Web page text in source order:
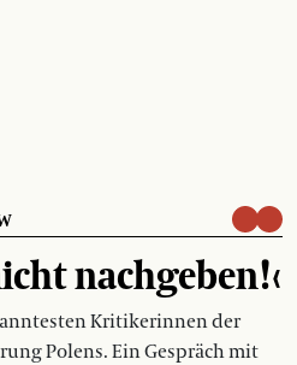
nachgeben!‹
Kritikerinnen der
Polens. Ein Gespräch mit